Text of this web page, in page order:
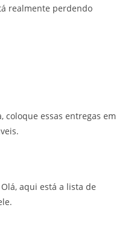
realmente perdendo
coloque essas entregas em
aqui está a lista de